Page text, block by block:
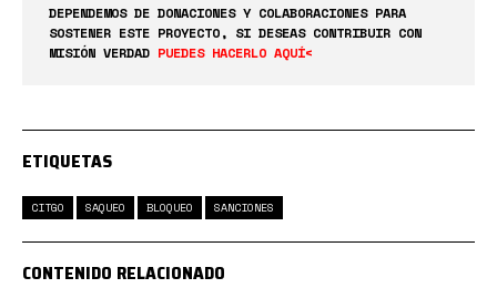
DEPENDEMOS DE DONACIONES Y COLABORACIONES PARA
SOSTENER ESTE PROYECTO, SI DESEAS CONTRIBUIR CON
MISIÓN VERDAD PUEDES HACERLO AQUÍ<
ETIQUETAS
CITGO SAQUEO BLOQUEO SANCIONES
CONTENIDO RELACIONADO